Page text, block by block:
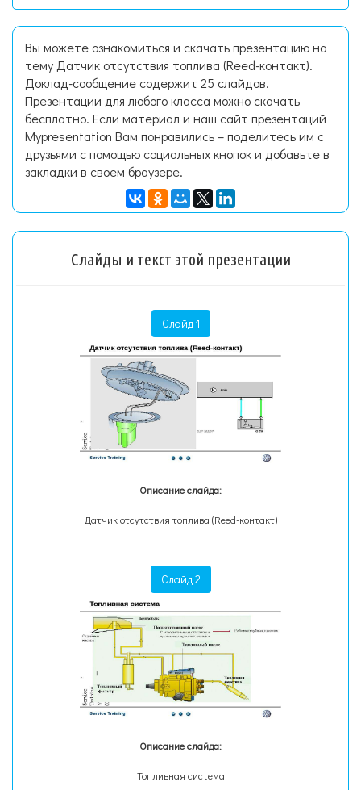
Вы можете ознакомиться и скачать презентацию на
тему Датчик отсутствия топлива (Reed-контакт).
Доклад-сообщение содержит 25 слайдов.
Презентации для любого класса можно скачать
бесплатно. Если материал и наш сайт презентаций
Mypresentation Вам понравились – поделитесь им с
друзьями с помощью социальных кнопок и добавьте в
закладки в своем браузере.
Слайды и текст этой презентации
Слайд 1
Описание слайда:
Датчик отсутствия топлива (Reed-контакт)
Слайд 2
Описание слайда:
Топливная система